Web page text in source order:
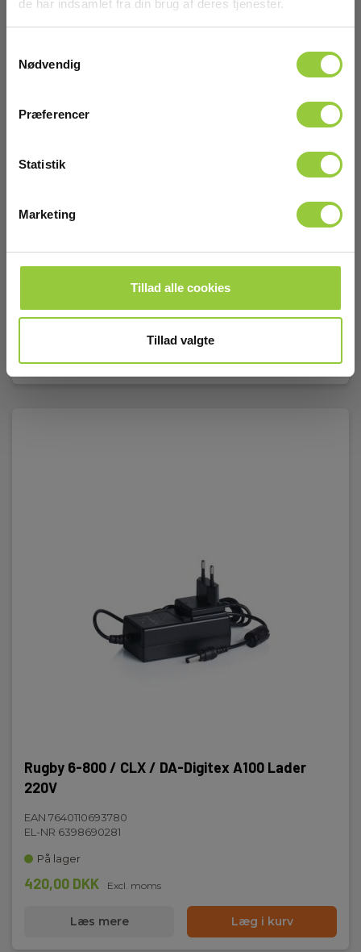
de har indsamlet fra din brug af deres tjenester.
Nødvendig
Præferencer
Statistik
Marketing
Tillad alle cookies
Tillad valgte
Leica DD Smart, DA og Ezitex Li-Ion Batteri
EAN 7640110697214
EL-NR 6398690621
Snart på lager igen
3.775,00 DKK Excl. moms
Rugby 6-800 / CLX / DA-Digitex A100 Lader
220V
EAN 7640110693780
EL-NR 6398690281
På lager
420,00 DKK Excl. moms
Læs mere Læg i kurv